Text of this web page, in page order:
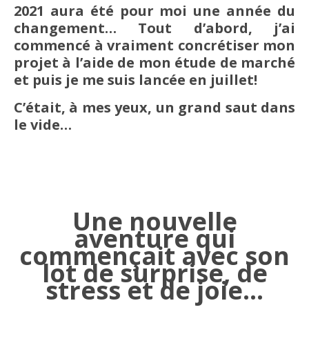
2021 aura été pour moi une année du
changement… Tout d’abord, j’ai
commencé à vraiment concrétiser mon
projet à l’aide de mon étude de marché
et puis je me suis lancée en juillet!
C’était, à mes yeux, un grand saut dans
le vide…
Une nouvelle
aventure qui
commençait avec son
lot de surprise, de
stress et de joie…